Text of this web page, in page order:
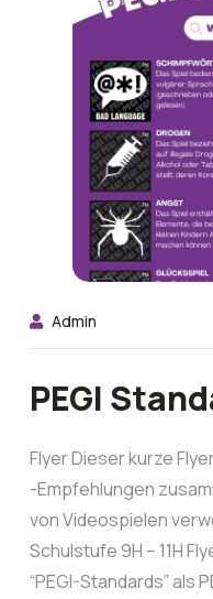
Admin
PEGI
Flyer Dieser kurze
-Empfehlungen
von Videospielen
Schulstufe 9H – 11H
“PEGI-Standards” als